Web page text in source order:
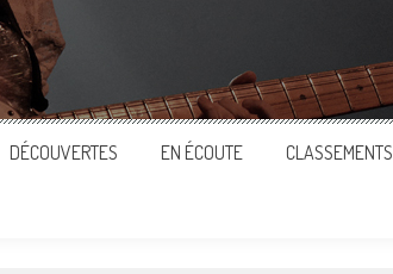
DÉCOUVERTES EN ÉCOUTE CLASSEMENTS